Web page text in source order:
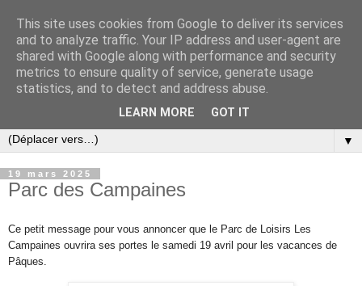
▼
19 mars 2025
Parc des Campaines
Ce petit message pour vous annoncer que le Parc de Loisirs Les
Campaines ouvrira ses portes le samedi 19 avril pour les vacances de
Pâques.
This site uses cookies from Google to deliver its services
and to analyze traffic. Your IP address and user-agent are
shared with Google along with performance and security
metrics to ensure quality of service, generate usage
statistics, and to detect and address abuse.
LEARN MORE GOT IT